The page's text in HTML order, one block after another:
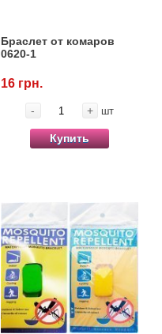
Браслет от комаров
0620-1
16 грн.
- + шт
Купить